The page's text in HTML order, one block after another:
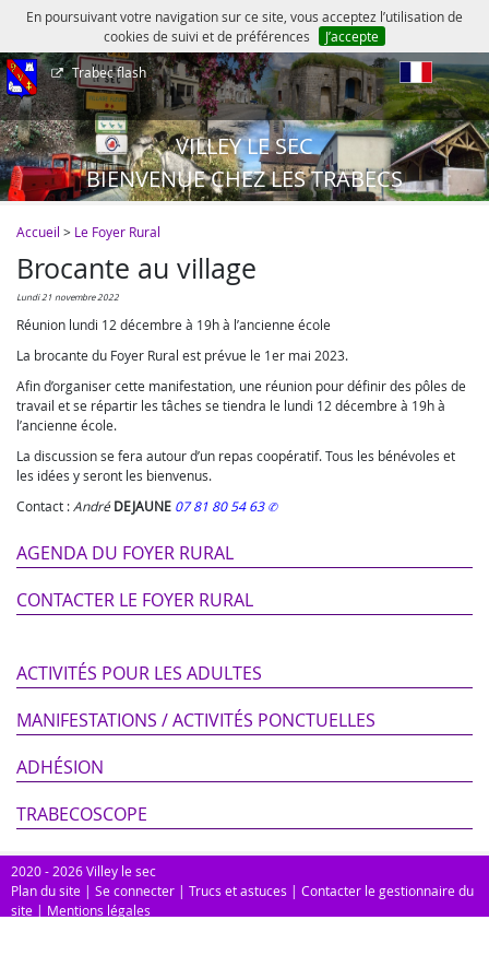
En poursuivant votre navigation sur ce site, vous acceptez l’utilisation de
cookies de suivi et de préférences
J’accepte
Trabec flash
VILLEY LE SEC
BIENVENUE CHEZ LES TRABECS
Accueil > Le Foyer Rural
Brocante au village
lundi 21 novembre 2022
Réunion lundi 12 décembre à 19h à l’ancienne école
La brocante du Foyer Rural est prévue le 1er mai 2023.
Afin d’organiser cette manifestation, une réunion pour définir des pôles de
travail et se répartir les tâches se tiendra le lundi 12 décembre à 19h à
l’ancienne école.
La discussion se fera autour d’un repas coopératif. Tous les bénévoles et
les idées y seront les bienvenus.
Contact : André DEJAUNE 07 81 80 54 63
AGENDA DU FOYER RURAL
CONTACTER LE FOYER RURAL
ACTIVITÉS POUR LES ADULTES
MANIFESTATIONS / ACTIVITÉS PONCTUELLES
ADHÉSION
TRABECOSCOPE
2020 - 2026 Villey le sec
Plan du site | Se connecter | Trucs et astuces | Contacter le gestionnaire du
site | Mentions légales